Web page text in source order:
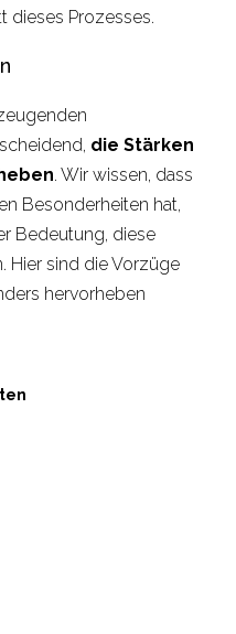
dieses Prozesses.
die Stärken
. Wir wissen, dass
Besonderheiten hat,
Bedeutung, diese
Hier sind die Vorzüge
hervorheben